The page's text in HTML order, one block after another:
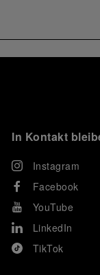
In Kontakt
Instagram
Facebook
YouTube
LinkedIn
TikTok